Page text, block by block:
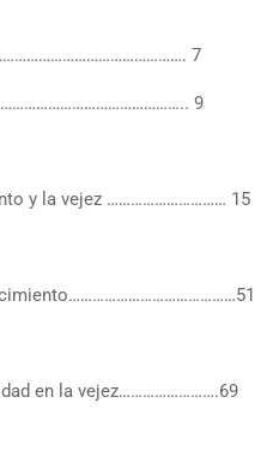
7
9
y la vejez ………………………… 15
en la vejez…………………….69